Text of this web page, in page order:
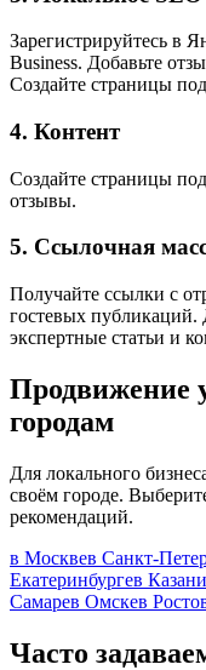
Зарегистрируйтесь в
Business. Добавьте
Создайте страницы
4. Контент
Создайте страницы
отзывы.
5. Ссылочная
Получайте ссылки с
гостевых публикаций.
экспертные статьи и
Продвижение
городам
Для локального
своём городе.
рекомендаций.
в Москвев Санкт-
Екатеринбургев Казани
Самарев Омскев
Часто